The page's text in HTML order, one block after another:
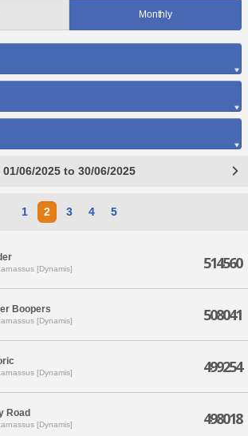
Monthly
01/06/2025 to 30/06/2025
1 2 3 4 5
[Dynamis] 514560
Boopers
[Dynamis] 508041
[Dynamis] 499254
Road
[Dynamis] 498018